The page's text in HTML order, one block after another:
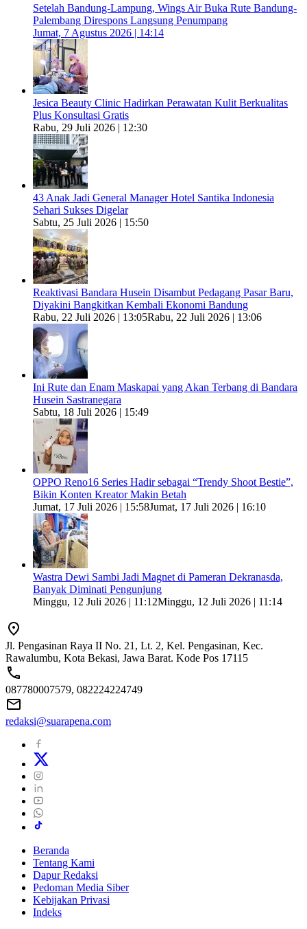
Setelah Bandung-Lampung, Wings Air Buka Rute Bandung-
Palembang Direspons Langsung Penumpang
Jumat, 7 Agustus 2026 | 14:14
Jesica Beauty Clinic Hadirkan Perawatan Kulit Berkualitas
Plus Konsultasi Gratis
Rabu, 29 Juli 2026 | 12:30
43 Anak Jadi General Manager Hotel Santika Indonesia
Sehari Sukses Digelar
Sabtu, 25 Juli 2026 | 15:50
Reaktivasi Bandara Husein Disambut Pedagang Pasar Baru,
Diyakini Bangkitkan Kembali Ekonomi Bandung
Rabu, 22 Juli 2026 | 13:05Rabu, 22 Juli 2026 | 13:06
Ini Rute dan Enam Maskapai yang Akan Terbang di Bandara
Husein Sastranegara
Sabtu, 18 Juli 2026 | 15:49
OPPO Reno16 Series Hadir sebagai “Trendy Shoot Bestie”,
Bikin Konten Kreator Makin Betah
Jumat, 17 Juli 2026 | 15:58Jumat, 17 Juli 2026 | 16:10
Wastra Dewi Sambi Jadi Magnet di Pameran Dekranasda,
Banyak Diminati Pengunjung
Minggu, 12 Juli 2026 | 11:12Minggu, 12 Juli 2026 | 11:14
Jl. Pengasinan Raya II No. 21, Lt. 2, Kel. Pengasinan, Kec.
Rawalumbu, Kota Bekasi, Jawa Barat. Kode Pos 17115
087780007579, 082224224749
redaksi@suarapena.com
Beranda
Tentang Kami
Dapur Redaksi
Pedoman Media Siber
Kebijakan Privasi
Indeks